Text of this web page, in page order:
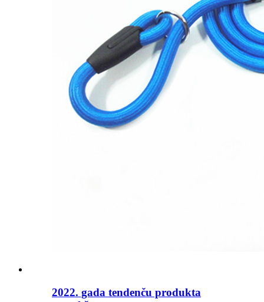
2022. gada tendenču produkta